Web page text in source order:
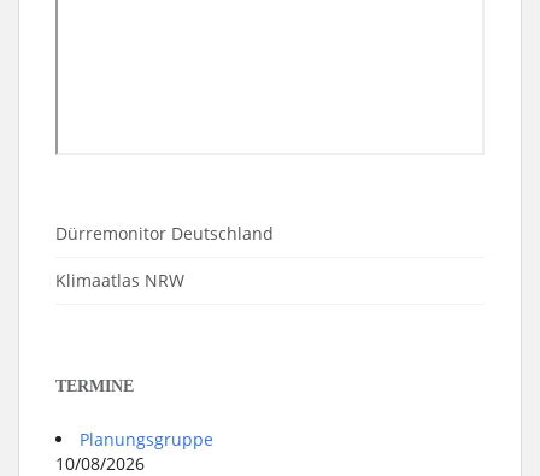
Dürremonitor Deutschland
Klimaatlas NRW
TERMINE
Planungsgruppe
10/08/2026